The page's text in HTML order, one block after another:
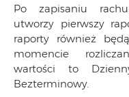
Po zapisaniu
utworzy pierwszy
raporty również
momencie
wartości to
Bezterminowy.